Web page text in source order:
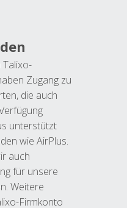
Talixo-
Zugang zu
die auch
unterstützt
wie AirPlus.
auch
für unsere
Weitere
Firmkonto